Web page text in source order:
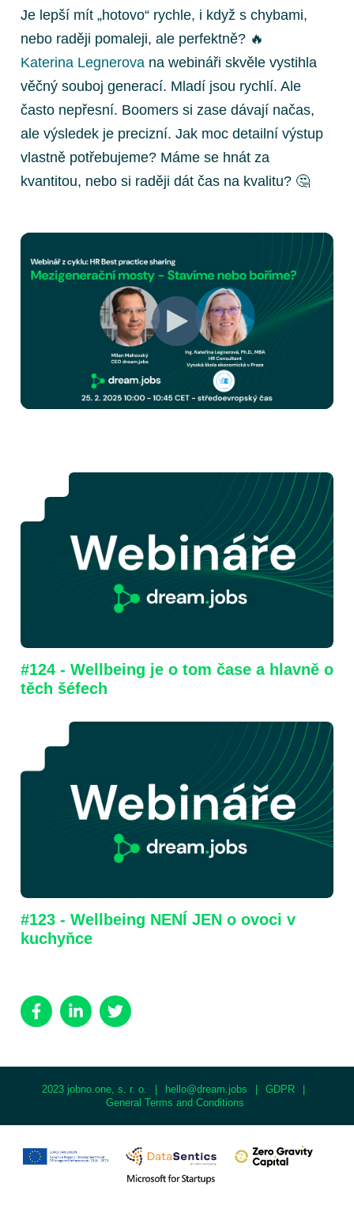
Je lepší mít „hotovo“ rychle, i když s chybami,
nebo raději pomaleji, ale perfektně? 🔥
Katerina Legnerova na webináři skvěle vystihla
věčný souboj generací. Mladí jsou rychlí. Ale
často nepřesní. Boomers si zase dávají načas,
ale výsledek je precizní. Jak moc detailní výstup
vlastně potřebujeme? Máme se hnát za
kvantitou, nebo si raději dát čas na kvalitu? 🤔
#124 - Wellbeing je o tom čase a hlavně o
těch šéfech
#123 - Wellbeing NENÍ JEN o ovoci v
kuchyňce
2023 jobno.one, s. r. o. hello@dream.jobs GDPR
General Terms and Conditions